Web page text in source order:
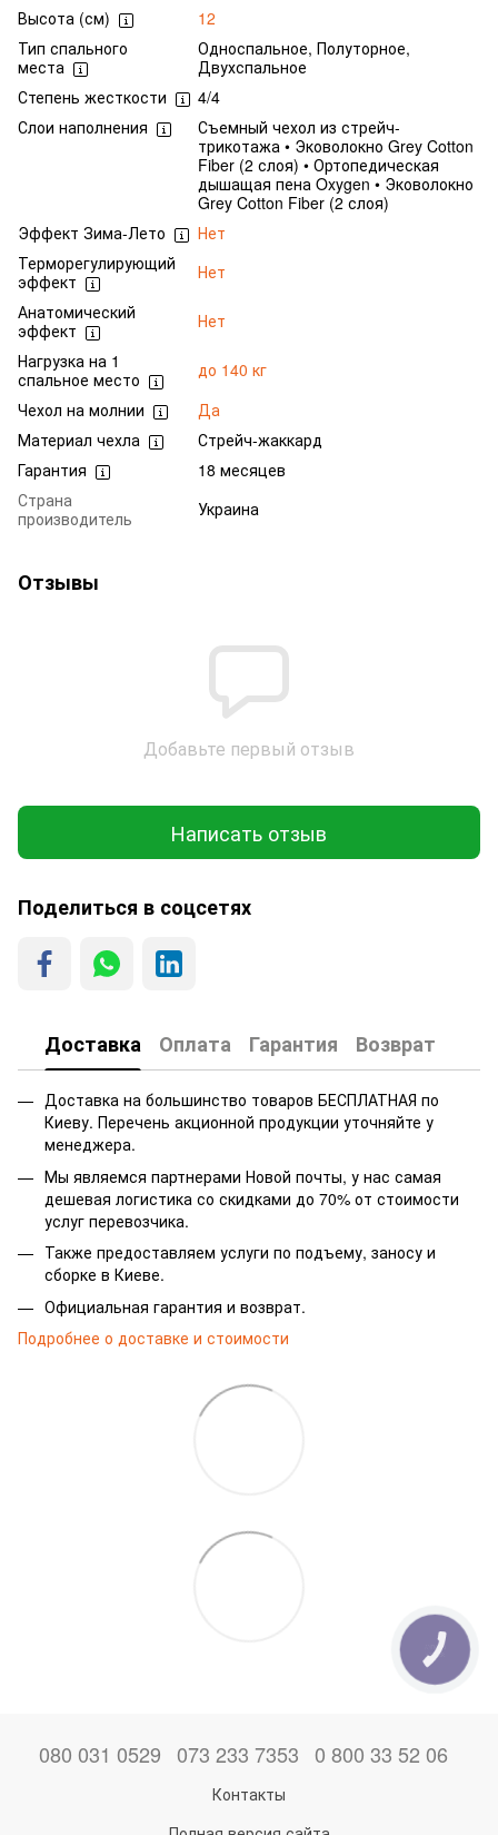
Высота (см)
12
Тип спального
места
Односпальное, Полуторное,
Двухспальное
Степень жесткости
4/4
Слои наполнения
Съемный чехол из стрейч-
трикотажа • Эковолокно Grey Cotton
Fiber (2 слоя) • Ортопедическая
дышащая пена Oxygen • Эковолокно
Grey Cotton Fiber (2 слоя)
Эффект Зима-Лето
Нет
Терморегулирующий
эффект
Нет
Анатомический
эффект
Нет
Нагрузка на 1
спальное место
до 140 кг
Чехол на молнии
Да
Материал чехла
Стрейч-жаккард
Гарантия
18 месяцев
Страна
производитель
Украина
Отзывы
Добавьте первый отзыв
Написать отзыв
Поделиться в соцсетях
Доставка Оплата Гарантия Возврат
Доставка на большинство товаров БЕСПЛАТНАЯ по
Киеву. Перечень акционной продукции уточняйте у
менеджера.
Мы являемся партнерами Новой почты, у нас самая
дешевая логистика со скидками до 70% от стоимости
услуг перевозчика.
Также предоставляем услуги по подъему, заносу и
сборке в Киеве.
Официальная гарантия и возврат.
Подробнее о доставке и стоимости
080 031 0529 073 233 7353 0 800 33 52 06
Контакты
КНОПКА
ЗВ'ЯЗКУ